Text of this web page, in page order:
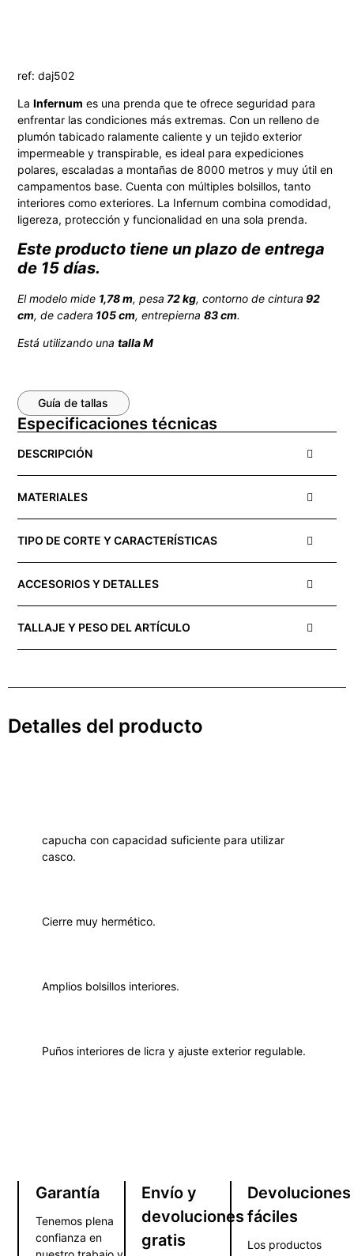
ref: daj502
LaInfernum es una prenda que te ofrece seguridad para
enfrentar las condiciones más extremas. Con un relleno de
plumón tabicado ralamente caliente y un tejido exterior
impermeable y transpirable, es ideal para expediciones
polares, escaladas a montañas de 8000 metros y muy útil en
campamentos base. Cuenta con múltiples bolsillos, tanto
interiores como exteriores. La Infernum combina comodidad,
ligereza, protección y funcionalidad en una sola prenda.
Este producto tiene un plazo de entrega
de 15 días.
El modelo mide 1,78 m, pesa 72 kg, contorno de cintura 92
cm, de cadera 105 cm, entrepierna83 cm.
Está utilizando unatalla M
Guía de tallas
Especificaciones técnicas
DESCRIPCIÓN
MATERIALES
TIPO DE CORTE Y CARACTERÍSTICAS
ACCESORIOS Y DETALLES
TALLAJE Y PESO DEL ARTÍCULO
Detalles del producto
capucha con capacidad suficiente para utilizar
casco.
Cierre muy hermético.
Amplios bolsillos interiores.
Puños interiores de licra y ajuste exterior regulable.
Garantía
Tenemos plena
confianza en
Envío y
devoluciones
gratis
Devoluciones
fáciles
Los productos